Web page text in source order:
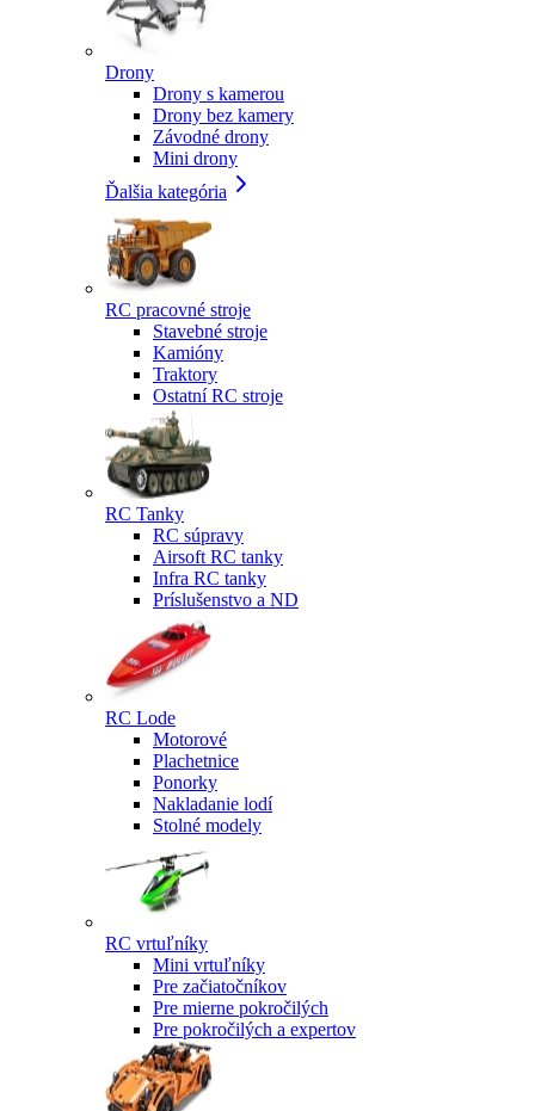
Drony
Drony s kamerou
Drony bez kamery
Závodné drony
Mini drony
Ďalšia kategória
RC pracovné stroje
Stavebné stroje
Kamióny
Traktory
Ostatní RC stroje
RC Tanky
RC súpravy
Airsoft RC tanky
Infra RC tanky
Príslušenstvo a ND
RC Lode
Motorové
Plachetnice
Ponorky
Nakladanie lodí
Stolné modely
RC vrtuľníky
Mini vrtuľníky
Pre začiatočníkov
Pre mierne pokročilých
Pre pokročilých a expertov